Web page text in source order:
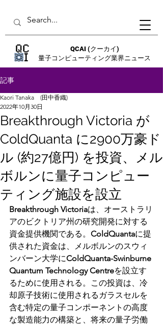
QCAI (クーカイ)
量子コンピューティング業界ニュース
記事
Breakthrough Victoria が
ColdQuanta に2900万豪ド
ル (約27億円) を投資、メル
ボルンに量子コンピュー
ティング施設を設立
Kaori Tanaka (田中香織)
2022年10月30日
Breakthrough Victoriaは、オーストラリ
アのビクトリア州の研究開発に対する
資金提供機関である。 ColdQuantaに提
供された資金は、メルボルンのスウィ
ンバーン大学にColdQuanta-Swinburne
Quantum Technology Centreを設立す
るために使用される。この投資は、冷
却原子技術に使用されるガラスセルを
含む特定の量子コンポーネントの高度
な製造能力の構築と、将来の量子労働